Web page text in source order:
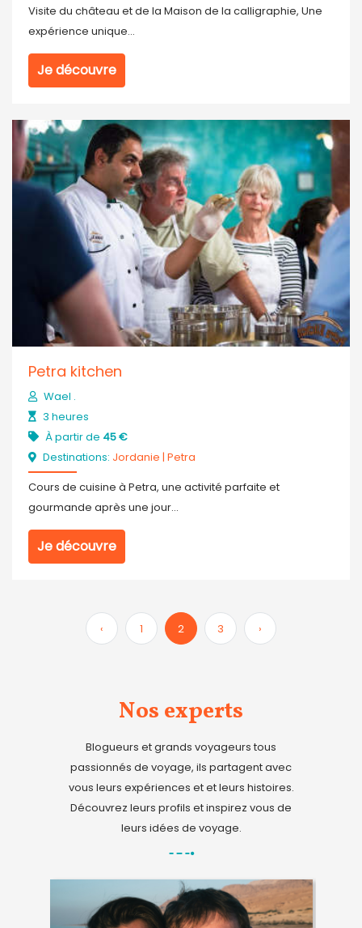
Visite du château et de la Maison de la calligraphie, Une
expérience unique...
Je découvre
Petra kitchen
Wael .
3 heures
À partir de 45 €
Destinations: Jordanie | Petra
Cours de cuisine à Petra, une activité parfaite et
gourmande après une jour...
Je découvre
‹ 1 2 3 ›
Nos experts
Blogueurs et grands voyageurs tous
passionnés de voyage, ils partagent avec
vous leurs expériences et et leurs histoires.
Découvrez leurs profils et inspirez vous de
leurs idées de voyage.